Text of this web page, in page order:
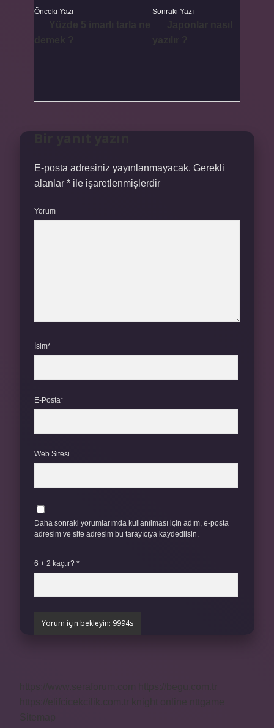
Önceki Yazı Sonraki Yazı
E-posta adresiniz yayınlanmayacak. Gerekli
alanlar * ile işaretlenmişlerdir
Yorum
İsim*
E-Posta*
Web Sitesi
Daha sonraki yorumlarımda kullanılması için adım, e-posta
adresim ve site adresim bu tarayıcıya kaydedilsin.
6 + 2 kaçtır? *